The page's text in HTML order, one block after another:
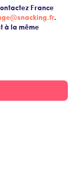
France
.
à la même